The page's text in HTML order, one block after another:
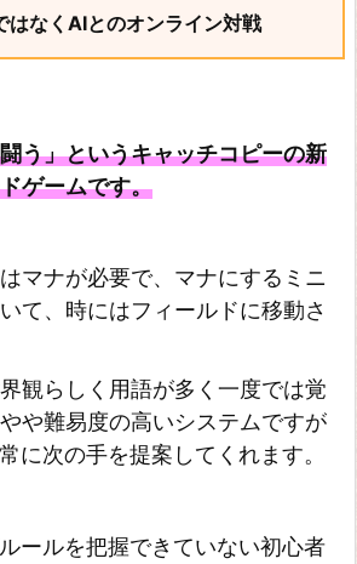
はなくAIとのオンライン対戦
う」というキャッチコピーの新
ゲームです。
マナが必要で、マナにするミニ
て、時にはフィールドに移動さ
観らしく用語が多く一度では覚
や難易度の高いシステムですが
に次の手を提案してくれます。
ールを把握できていない初心者